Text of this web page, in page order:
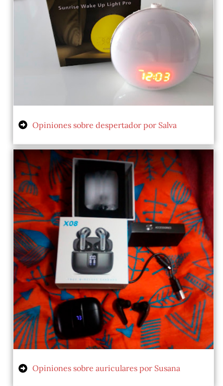
Opiniones sobre despertador por Salva
Opiniones sobre auriculares por Susana